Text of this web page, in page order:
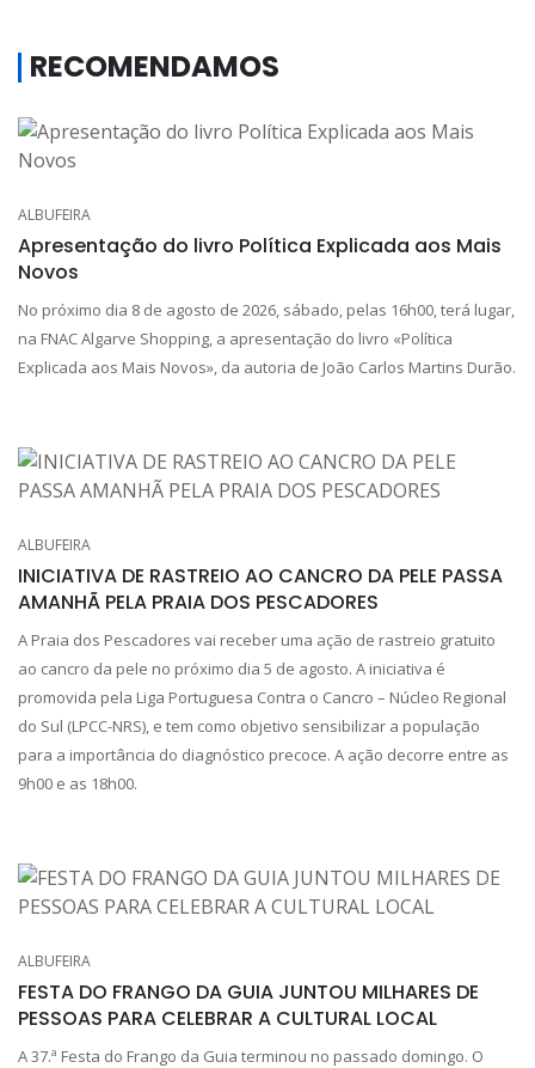
RECOMENDAMOS
ALBUFEIRA
Apresentação do livro Política Explicada aos Mais
Novos
No próximo dia 8 de agosto de 2026, sábado, pelas 16h00, terá lugar,
na FNAC Algarve Shopping, a apresentação do livro «Política
Explicada aos Mais Novos», da autoria de João Carlos Martins Durão.
ALBUFEIRA
INICIATIVA DE RASTREIO AO CANCRO DA PELE PASSA
AMANHÃ PELA PRAIA DOS PESCADORES
A Praia dos Pescadores vai receber uma ação de rastreio gratuito
ao cancro da pele no próximo dia 5 de agosto. A iniciativa é
promovida pela Liga Portuguesa Contra o Cancro – Núcleo Regional
do Sul (LPCC-NRS), e tem como objetivo sensibilizar a população
para a importância do diagnóstico precoce. A ação decorre entre as
9h00 e as 18h00.
ALBUFEIRA
FESTA DO FRANGO DA GUIA JUNTOU MILHARES DE
PESSOAS PARA CELEBRAR A CULTURAL LOCAL
A 37.ª Festa do Frango da Guia terminou no passado domingo. O